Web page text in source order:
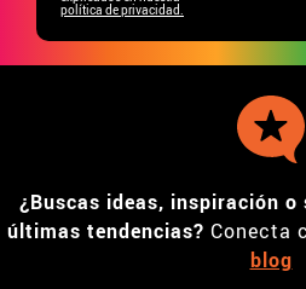
política de privacidad.
¿Buscas ideas, inspiración
últimas tendencias? Conecta
blog